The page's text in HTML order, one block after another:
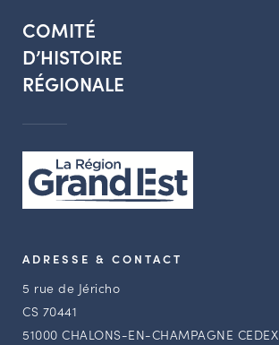
COMITÉ
D’HISTOIRE
RÉGIONALE
ADRESSE & CONTACT
5 rue de Jéricho
CS 70441
51000 CHALONS-EN-CHAMPAGNE CEDEX